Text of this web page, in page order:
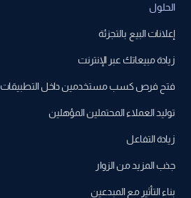
الحلول
إعلانات البيع بالتجزئة
زيادة مبيعاتك عبر الإنترنت
فتح فرص كسب مستخدمين داخل التطبيقات
توليد العملاء المحتملين المؤهلين
زيادة التفاعل
جذب المزيد من الزوار
بناء التأثير مع المبدعين